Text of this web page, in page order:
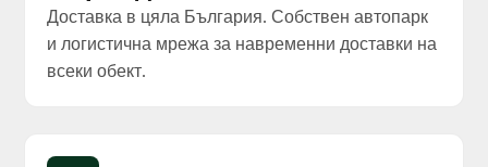
Доставка в цяла България. Собствен автопарк
и логистична мрежа за навременни доставки на
всеки обект.